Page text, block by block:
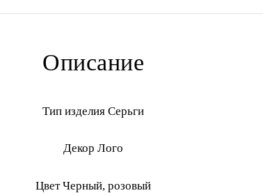
Описание
Тип изделия Серьги
Декор Лого
Цвет Черный, розовый